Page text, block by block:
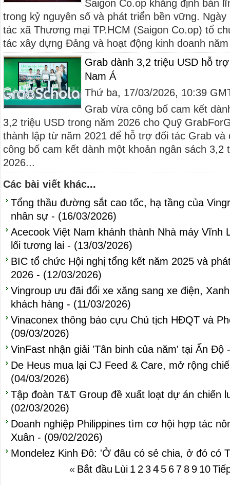
Saigon Co.op khẳng định bản
trong kỷ nguyên số và phát triển bền vững.
tác xã Thương mại TP.HCM (Saigon Co.op) tổ
tác xây dựng Đảng và hoạt động kinh doanh
Grab dành 3,2 triệu USD hỗ
Nam Á
Thứ ba, 17/03/2026, 10:39
Grab vừa công bố cam kết
3,2 triệu USD trong năm 2026 cho Quỹ
thành lập từ năm 2021 để hỗ trợ đối tác Grab và
công bố cam kết dành một khoản ngân sách 3,2
2026...
Các bài viết khác...
Tổng thầu đường sắt cao tốc, hạ tầng của
nhân sự - (16/03/2026)
Acecook Việt Nam khánh thành Nhà máy Vĩnh
lối tương lai - (13/03/2026)
BIC tổ chức Hội nghị tổng kết năm 2025 và
2026 - (12/03/2026)
Vingroup ưu đãi đổi xe xăng sang xe điện,
khách hàng - (11/03/2026)
Vinaconex thông báo cựu Chủ tịch HĐQT và
(09/03/2026)
VinFast nhận giải 'Tân binh của năm' tại Ấn Độ
De Heus mua lại CJ Feed & Care, mở rộng
(04/03/2026)
Tập đoàn T&T Group đề xuất loạt dự án chiến
(02/03/2026)
Doanh nghiệp Philippines tìm cơ hội hợp tác
Xuân - (09/02/2026)
Mondelez Kinh Đô: 'Ở đâu có sẻ chia, ở đó có
« Bắt đầu Lùi 1 2 34 5 6 7 8 9 10